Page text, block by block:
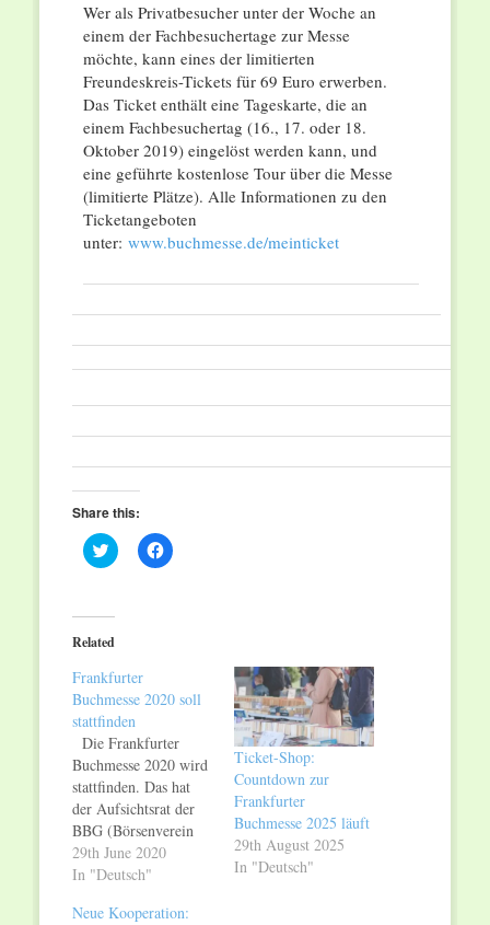
Wer als Privatbesucher unter der Woche an
einem der Fachbesuchertage zur Messe
möchte, kann eines der limitierten
Freundeskreis-Tickets für 69 Euro erwerben.
Das Ticket enthält eine Tageskarte, die an
einem Fachbesuchertag (16., 17. oder 18.
Oktober 2019) eingelöst werden kann, und
eine geführte kostenlose Tour über die Messe
(limitierte Plätze). Alle Informationen zu den
Ticketangeboten
unter: www.buchmesse.de/meinticket
Share this:
Click
to
(Opens
in
new
Click
to
Related
Frankfurter
Buchmesse 2020 soll
stattfinden
Die Frankfurter
Buchmesse 2020 wird
stattfinden. Das hat
der Aufsichtsrat der
BBG (Börsenverein
des Deutschen
Buchhandels
heute entschieden.
29th June 2020
In "Deutsch"
Ticket-Shop:
Countdown zur
Frankfurter
Buchmesse 2025 läuft
29th August 2025
In "Deutsch"
Neue Kooperation: